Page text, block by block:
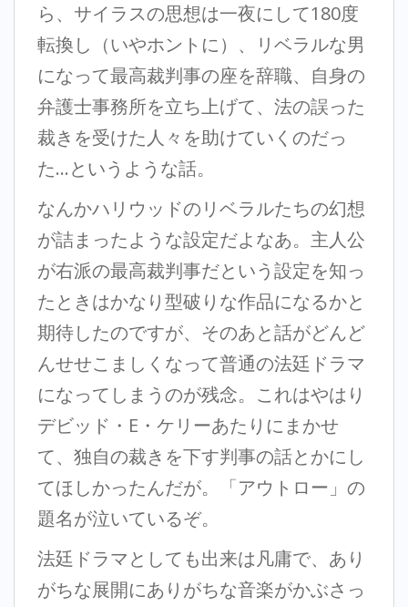
ら、サイラスの思想は一夜にして180度
転換し（いやホントに）、リベラルな男
になって最高裁判事の座を辞職、自身の
弁護士事務所を立ち上げて、法の誤った
裁きを受けた人々を助けていくのだっ
た…というような話。
なんかハリウッドのリベラルたちの幻想
が詰まったような設定だよなあ。主人公
が右派の最高裁判事だという設定を知っ
たときはかなり型破りな作品になるかと
期待したのですが、そのあと話がどんど
んせせこましくなって普通の法廷ドラマ
になってしまうのが残念。これはやはり
デビッド・E・ケリーあたりにまかせ
て、独自の裁きを下す判事の話とかにし
てほしかったんだが。「アウトロー」の
題名が泣いているぞ。
法廷ドラマとしても出来は凡庸で、あり
がちな展開にありがちな音楽がかぶさっ